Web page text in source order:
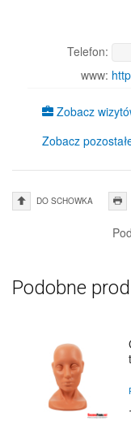
Telefon:
www:
Zobacz
Zobacz
DO SCHOWKA
Podobne